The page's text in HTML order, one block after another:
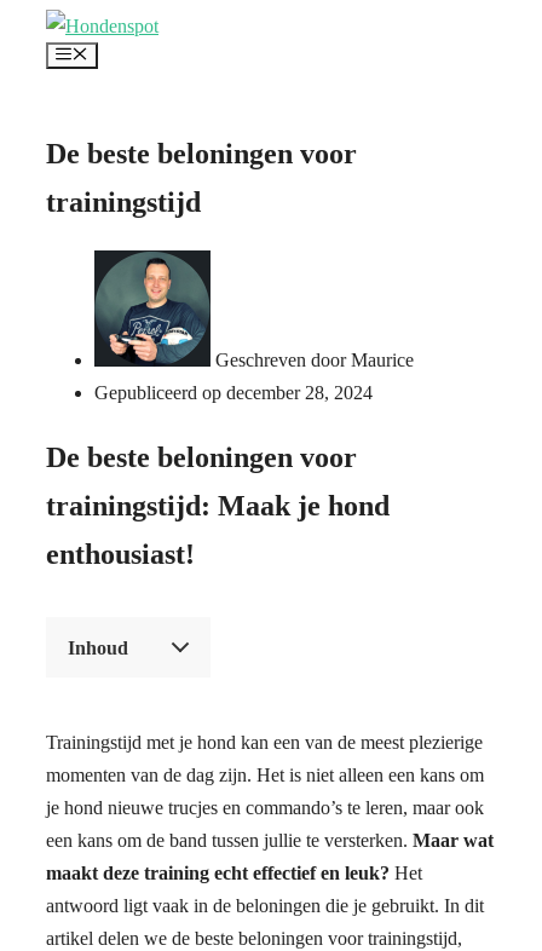
Menu
De beste beloningen voor
trainingstijd
Geschreven doorMaurice
Gepubliceerd op december 28, 2024
De beste beloningen voor
trainingstijd: Maak je hond
enthousiast!
Inhoud
Trainingstijd met je hond kan een van de meest plezierige
momenten van de dag zijn. Het is niet alleen een kans om
je hond nieuwe trucjes en commando’s te leren, maar ook
een kans om de band tussen jullie te versterken. Maar wat
maakt deze training echt effectief en leuk? Het
antwoord ligt vaak in de beloningen die je gebruikt. In dit
artikel delen we de beste beloningen voor trainingstijd,